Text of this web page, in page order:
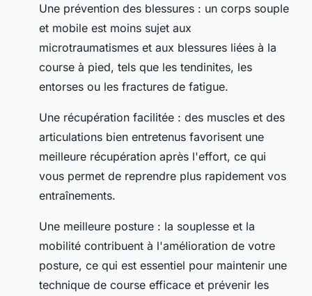
Une prévention des blessures : un corps souple
et mobile est moins sujet aux
microtraumatismes et aux blessures liées à la
course à pied, tels que les tendinites, les
entorses ou les fractures de fatigue.
Une récupération facilitée : des muscles et des
articulations bien entretenus favorisent une
meilleure récupération après l'effort, ce qui
vous permet de reprendre plus rapidement vos
entraînements.
Une meilleure posture : la souplesse et la
mobilité contribuent à l'amélioration de votre
posture, ce qui est essentiel pour maintenir une
technique de course efficace et prévenir les